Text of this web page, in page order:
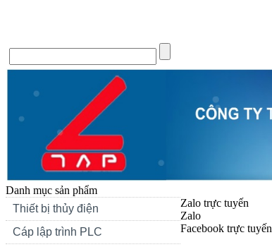
Danh mục sản phẩm
Thiết bị thủy điện
Cáp lập trình PLC
Zalo trực tuyến
Zalo
Facebook trực tuyến